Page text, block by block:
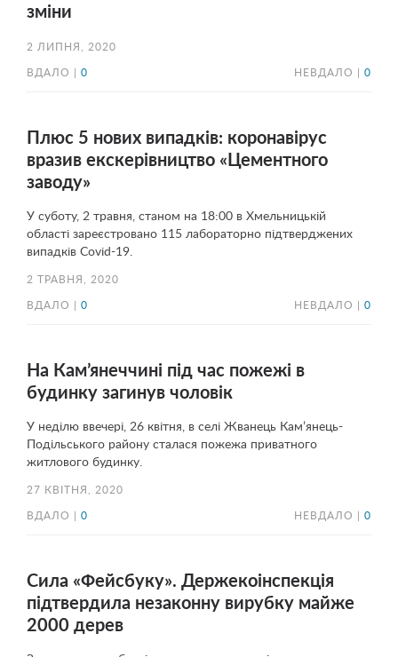
зміни
2 ЛИПНЯ, 2020
ВДАЛО | 0 НЕВДАЛО | 0
Плюс 5 нових випадків: коронавірус
вразив екскерівництво «Цементного
заводу»
У суботу, 2 травня, станом на 18:00 в Хмельницькій
області зареєстровано 115 лабораторно підтверджених
випадків Covid-19.
2 ТРАВНЯ, 2020
ВДАЛО | 0 НЕВДАЛО | 0
На Кам’янеччині під час пожежі в
будинку загинув чоловік
У неділю ввечері, 26 квітня, в селі Жванець Кам’янець-
Подільського району сталася пожежа приватного
житлового будинку.
27 КВІТНЯ, 2020
ВДАЛО | 0 НЕВДАЛО | 0
Сила «Фейсбуку». Держекоінспекція
підтвердила незаконну вирубку майже
2000 дерев